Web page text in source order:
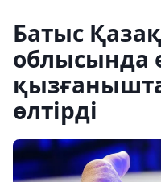
Батыс
облысында
өлтірді